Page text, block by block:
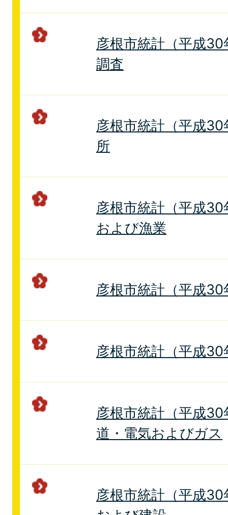
彦根市統計（平成
調査
彦根市統計（平成
所
彦根市統計（平成
および漁業
彦根市統計（平成
彦根市統計（平成
彦根市統計（平成
道・電気およびガス
彦根市統計（平成